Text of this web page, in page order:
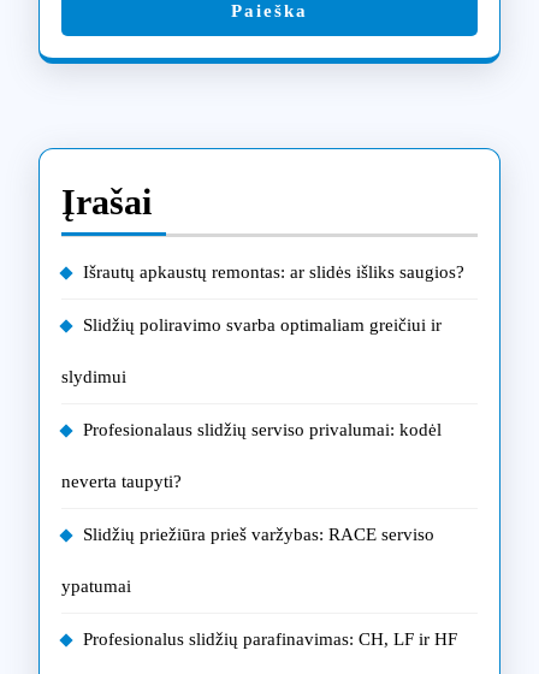
Paieška
Įrašai
Išrautų apkaustų remontas: ar slidės išliks saugios?
Slidžių poliravimo svarba optimaliam greičiui ir
slydimui
Profesionalaus slidžių serviso privalumai: kodėl
neverta taupyti?
Slidžių priežiūra prieš varžybas: RACE serviso
ypatumai
Profesionalus slidžių parafinavimas: CH, LF ir HF